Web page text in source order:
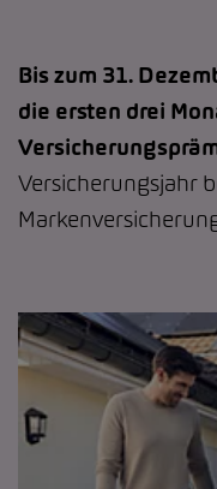
Bis zum 31.
die ersten drei
Versicherungsjahr